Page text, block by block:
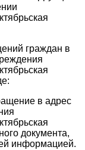
граждан в
в адрес
документа,
информацией.